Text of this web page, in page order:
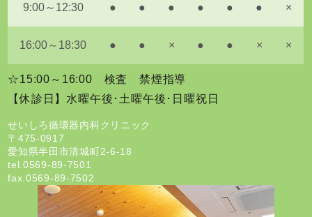
9:00～12:30 ● ● ● ● ● ● ×
16:00～18:30 ● ● × ● ● × ×
☆15:00～16:00 検査 禁煙指導
【休診日】水曜午後･土曜午後･日曜祝日
せいしろ循環器内科クリニック
〒475-0917
愛知県半田市清城町2-6-18
tel.0569-89-7501
fax.0569-89-7502